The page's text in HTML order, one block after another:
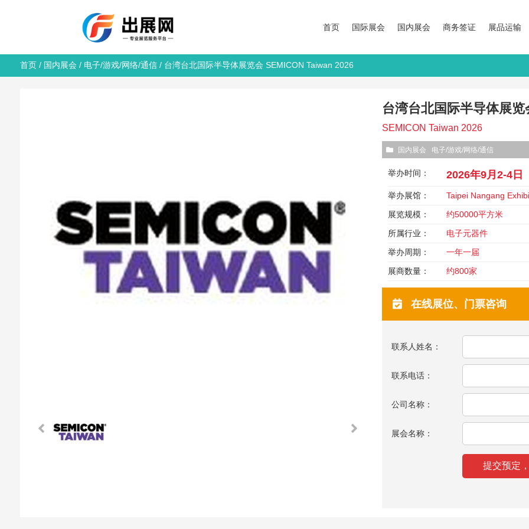
首页 国际展会 国内展会 商务签证 展品运输
首页/ 国内展会 / 电子/游戏/网络/通信/ 台湾台北国际半导体展览会 SEMICON Taiwan 2026
台湾台北国际半导体展
SEMICON Taiwan 2026
国内展会 电子/游戏/网络/通信
举办时间： 2026年9月2-4日
举办展馆：
Taipei Nangang
展览规模：
约50000平方米
所属行业：
电子元器件
举办周期：
一年一届
展商数量：
约800家
在线展位、门票咨询
联系人姓名：
联系电话：
公司名称：
展会名称：